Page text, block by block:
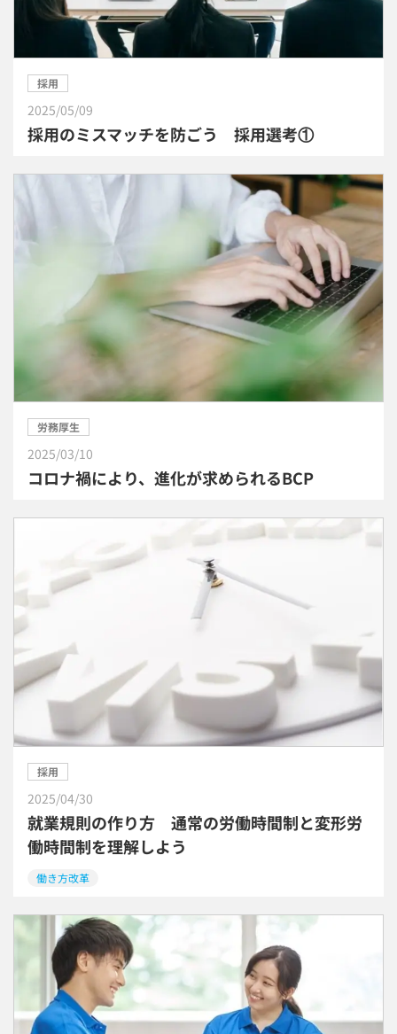
採用
2025/05/09
採用のミスマッチを防ごう 採用選考①
労務厚生
2025/03/10
コロナ禍により、進化が求められるBCP
採用
2025/04/30
就業規則の作り方 通常の労働時間制と変形労
働時間制を理解しよう
働き方改革